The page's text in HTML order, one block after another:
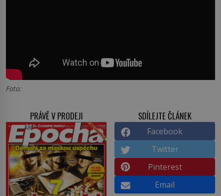
Foto:
PRÁVĚ V PRODEJI SDÍLEJTE ČLÁNEK
Facebook
Twitter
Pinterest
Email